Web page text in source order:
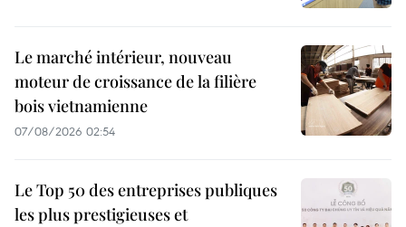
Le marché intérieur, nouveau
moteur de croissance de la filière
bois vietnamienne
07/08/2026 02:54
Le Top 50 des entreprises publiques
les plus prestigieuses et